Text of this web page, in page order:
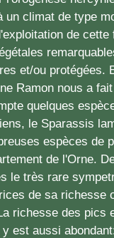
climat de type
de
et/ou protégées.
Ramon nous a
quelques
le Sparassis
espèces de
de l'Orne.
le très rare
de sa richesse
richesse des pics
est aussi